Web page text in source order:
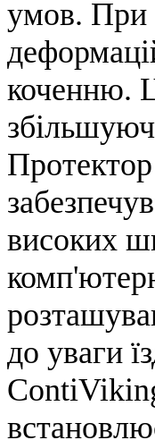
умов. При
коченню.
високих
до уваги